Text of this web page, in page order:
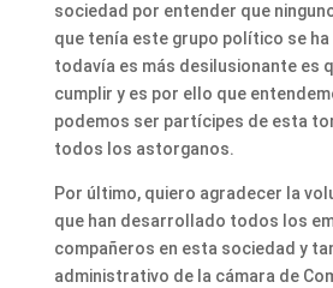
sociedad por entender que
que tenía este grupo político se
todavía es más desilusionante es
cumplir y es por ello que
podemos ser partícipes de esta
todos los astorganos.
Por último, quiero agradecer la
que han desarrollado todos los
compañeros en esta sociedad y
administrativo de la cámara de